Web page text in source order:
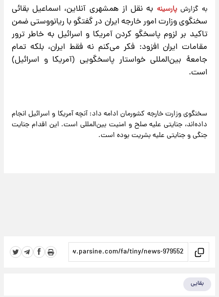
به گزارش پارسینه به نقل از همشهری آنلاین، اسماعیل بقائی
سخنگوی وزارت امور خارجه ایران در گفتگو با ریانووستی ضمن
تاکید بر لزوم پاسخگو کردن آمریکا و اسرائیل به خاطر ترور
مقامات ایران افزود: فکر می‌کنم نه فقط ایران، بلکه تمام
جامعهٔ بین‌المللی خواستار پاسخگویی (آمریکا و اسرائیل)
است.
سخنگوی وزارت خارجه کشورمان ادامه داد: آنچه آمریکا و اسرائیل انجام
داده‌اند، جنایتی علیه صلح و امنیت بین‌المللی است. این اقدام جنایت
جنگی و جنایتی علیه بشریت بوده است.
بقایی